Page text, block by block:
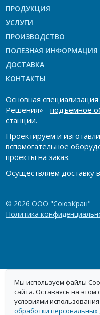
ПРОДУКЦИЯ
УСЛУГИ
ПРОИЗВОДСТВО
ПОЛЕЗНАЯ ИНФОРМАЦИЯ
ДОСТАВКА
КОНТАКТЫ
Основная
Решения» - подъёмное
станции.
Проектируем и
вспомогательное
проекты на заказ.
Осуществляем доставку
© 2026 ООО "СоюзКран"
Политика
Мы используем файлы
сайта. Оставаясь на этом
условиями
обработки